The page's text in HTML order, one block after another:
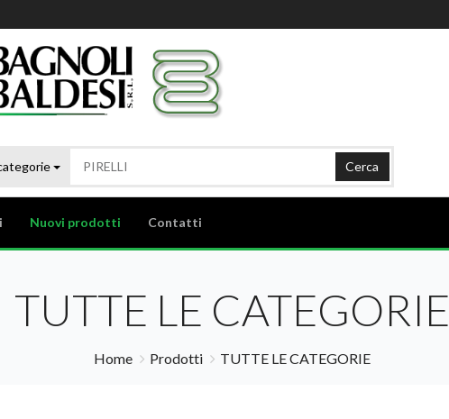
Cerca
Nuovi prodotti Contatti
TUTTE LE CATEGORIE
Home Prodotti TUTTE LE CATEGORIE